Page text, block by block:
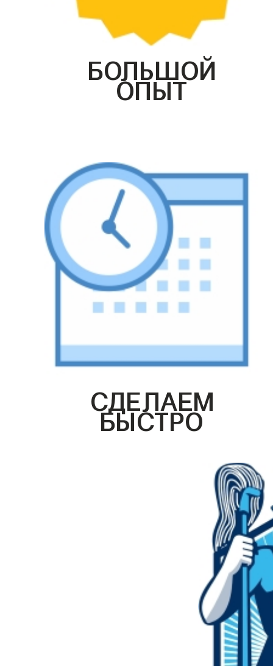
БОЛЬШОЙ
ОПЫТ
СДЕЛАЕМ
БЫСТРО